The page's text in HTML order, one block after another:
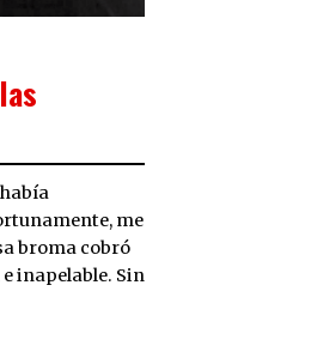
me
broma cobró
inapelable. Sin